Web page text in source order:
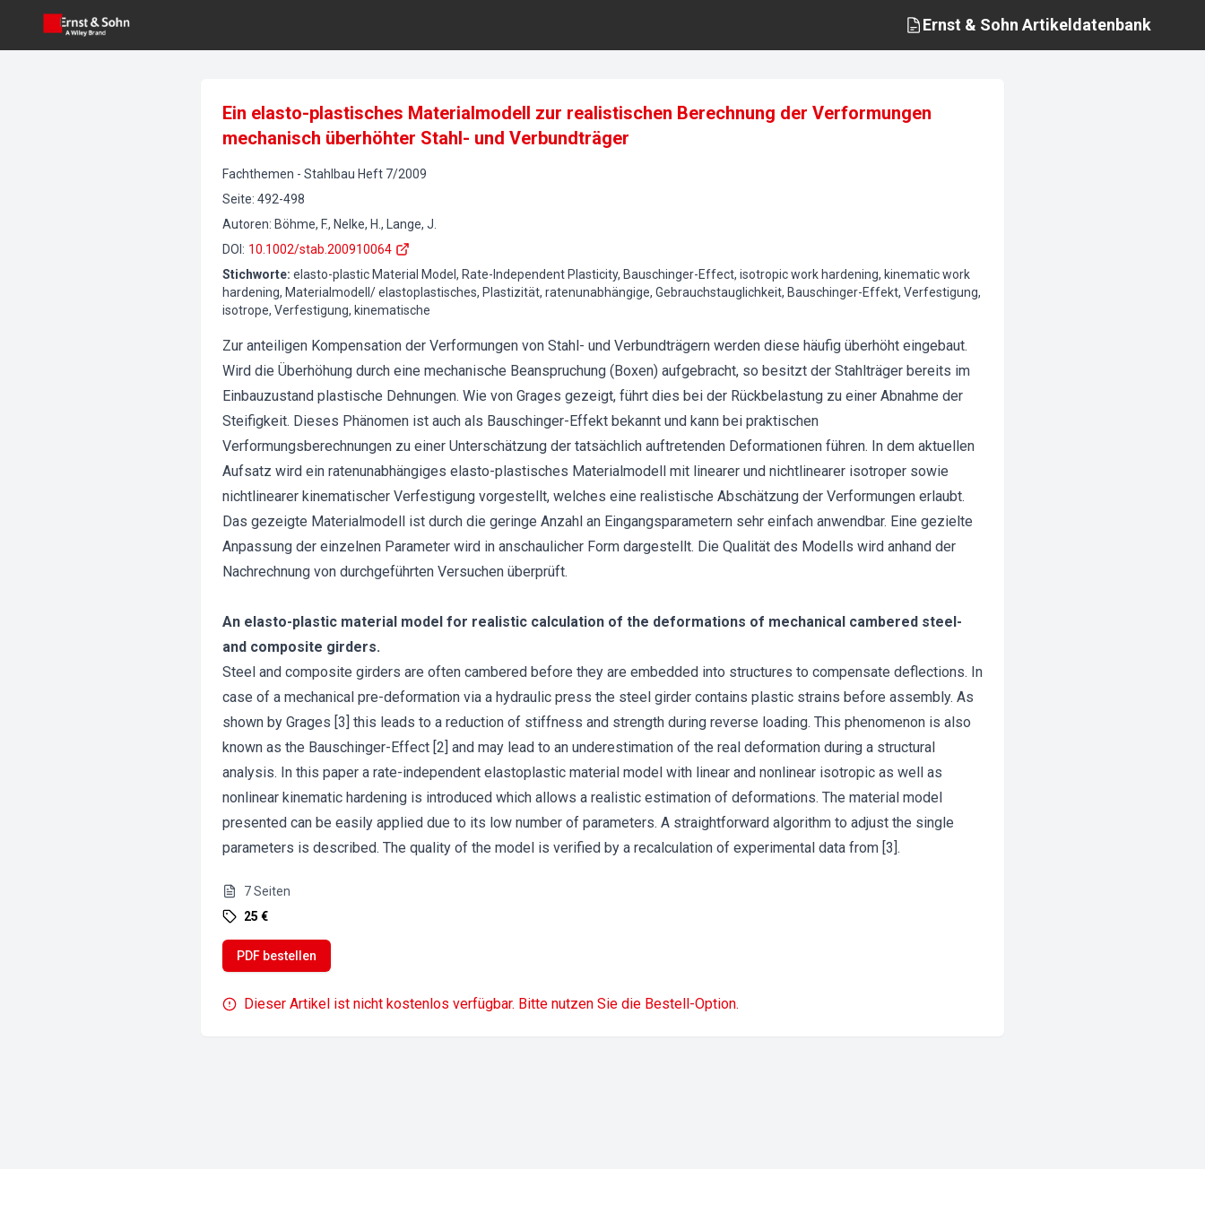
Ernst & Sohn Artikeldatenbank
Ein elasto-plastisches Materialmodell zur realistischen Berechnung der Verformungen
mechanisch überhöhter Stahl- und Verbundträger
Fachthemen - Stahlbau Heft 7/2009
Seite: 492-498
Autoren: Böhme, F., Nelke, H., Lange, J.
DOI : 10.1002/stab.200910064
Stichworte: elasto-plastic Material Model, Rate-Independent Plasticity, Bauschinger-Effect, isotropic work hardening, kinematic work
hardening, Materialmodell/ elastoplastisches, Plastizität, ratenunabhängige, Gebrauchstauglichkeit, Bauschinger-Effekt, Verfestigung,
isotrope, Verfestigung, kinematische
Zur anteiligen Kompensation der Verformungen von Stahl- und Verbundträgern werden diese häufig überhöht eingebaut.
Wird die Überhöhung durch eine mechanische Beanspruchung (Boxen) aufgebracht, so besitzt der Stahlträger bereits im
Einbauzustand plastische Dehnungen. Wie von Grages gezeigt, führt dies bei der Rückbelastung zu einer Abnahme der
Steifigkeit. Dieses Phänomen ist auch als Bauschinger-Effekt bekannt und kann bei praktischen
Verformungsberechnungen zu einer Unterschätzung der tatsächlich auftretenden Deformationen führen. In dem aktuellen
Aufsatz wird ein ratenunabhängiges elasto-plastisches Materialmodell mit linearer und nichtlinearer isotroper sowie
nichtlinearer kinematischer Verfestigung vorgestellt, welches eine realistische Abschätzung der Verformungen erlaubt.
Das gezeigte Materialmodell ist durch die geringe Anzahl an Eingangsparametern sehr einfach anwendbar. Eine gezielte
Anpassung der einzelnen Parameter wird in anschaulicher Form dargestellt. Die Qualität des Modells wird anhand der
Nachrechnung von durchgeführten Versuchen überprüft.
An elasto-plastic material model for realistic calculation of the deformations of mechanical cambered steel-
and composite girders.
Steel and composite girders are often cambered before they are embedded into structures to compensate deflections. In
case of a mechanical pre-deformation via a hydraulic press the steel girder contains plastic strains before assembly. As
shown by Grages [3] this leads to a reduction of stiffness and strength during reverse loading. This phenomenon is also
known as the Bauschinger-Effect [2] and may lead to an underestimation of the real deformation during a structural
analysis. In this paper a rate-independent elastoplastic material model with linear and nonlinear isotropic as well as
nonlinear kinematic hardening is introduced which allows a realistic estimation of deformations. The material model
presented can be easily applied due to its low number of parameters. A straightforward algorithm to adjust the single
parameters is described. The quality of the model is verified by a recalculation of experimental data from [3].
7Seiten
25 €
PDF bestellen
Dieser Artikel ist nicht kostenlos verfügbar. Bitte nutzen Sie die Bestell-Option.